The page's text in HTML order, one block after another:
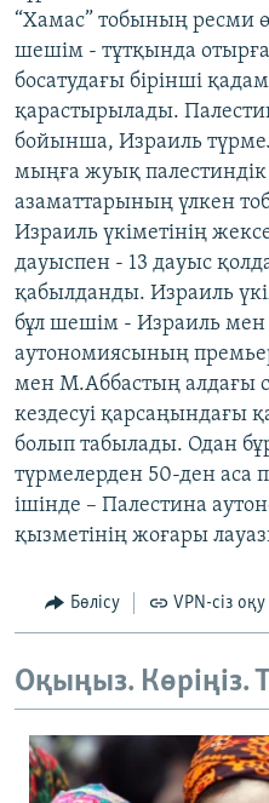
ЖАЗЫЛЫҢЫЗ
Басқа тілдерде
“Хамас” тобының ресми
шешім - тұтқында
босатудағы бірінші
қарастырылады.
бойынша, Израиль
мыңға жуық
азаматтарының үлкен
Израиль үкіметінің
дауыспен - 13 дауыс
қабылданды. Израиль
бұл шешім - Израиль мен
аутономиясының
мен М.Аббастың алдағы
кездесуі
болып табылады. Одан
түрмелерден 50-ден аса
ішінде – Палестина
қызметінің жоғары
Бөлісу VPN-сіз оқу
Оқыңыз. Көріңіз.